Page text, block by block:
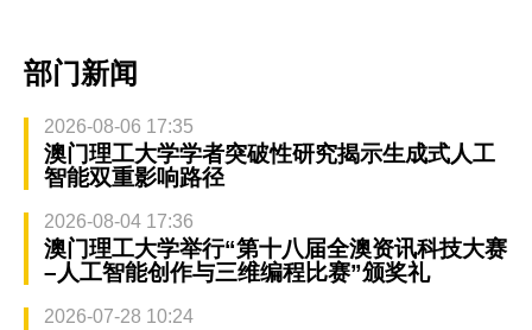
部门新闻
2026-08-06 17:35
澳门理工大学学者突破性研究揭示生成式人工
智能双重影响路径
2026-08-04 17:36
澳门理工大学举行“第十八届全澳资讯科技大赛
–人工智能创作与三维编程比赛”颁奖礼
2026-07-28 10:24